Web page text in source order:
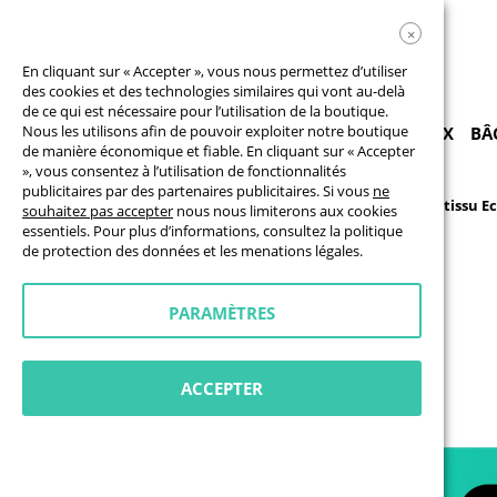
PRODUITS BÂCHES DRAPEAUX PANNEAUX
Bâches & Banderoles Bâches en tissu Bâche en tissu
Skip
the
images
×
En cliquant sur « Accepter », vous nous permettez d’utiliser
des cookies et des technologies similaires qui vont au-delà
de ce qui est nécessaire pour l’utilisation de la boutique.
Nous les utilisons afin de pouvoir exploiter notre boutique
de manière économique et fiable. En cliquant sur « Accepter
», vous consentez à l’utilisation de fonctionnalités
publicitaires par des partenaires publicitaires. Si vous ne
souhaitez pas accepter nous nous limiterons aux cookies
essentiels. Pour plus d’informations, consultez la politique
de protection des donnéeset les menations légales.
PARAMÈTRES
ACCEPTER